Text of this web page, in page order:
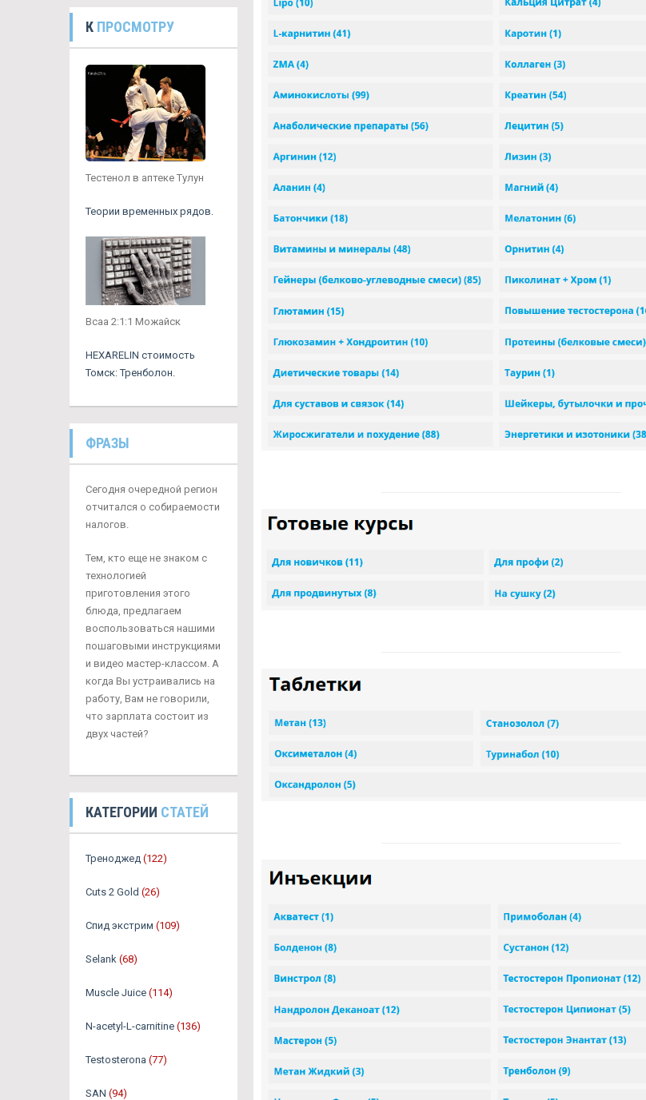
К ПРОСМОТРУ
Тестенол в аптеке Тулун
Теории временных рядов.
Всаа 2:1:1 Можайск
HEXARELIN стоимость
Томск: Тренболон.
ФРАЗЫ
Сегодня очередной регион
отчитался о собираемости
налогов.
Тем, кто еще не знаком с
технологией
приготовления этого
блюда, предлагаем
воспользоваться нашими
пошаговыми инструкциями
и видео мастер-классом. А
когда Вы устраивались на
работу, Вам не говорили,
что зарплата состоит из
двух частей?
КАТЕГОРИИ СТАТЕЙ
Треноджед (122)
Cuts 2 Gold (26)
Спид экстрим (109)
Selank (68)
Muscle Juice (114)
N-acetyl-L-carnitine (136)
Testosterona (77)
SAN (94)